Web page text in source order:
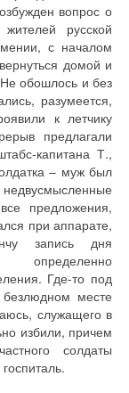
вопрос о
русской
с началом
домой и
обошлось и без
разумеется,
к летчику
предлагали
капитана Т.,
– муж был
предложения,
при аппарате,
запись дня
определенно
Где-то под
месте
служащего в
избили, причем
солдаты